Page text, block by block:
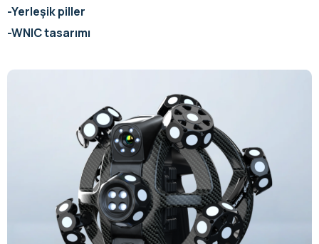
-Yerleşik piller
-WNIC tasarımı